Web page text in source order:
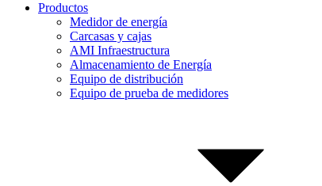
Productos
Medidor de energía
Carcasas y cajas
AMI Infraestructura
Almacenamiento de Energía
Equipo de distribución
Equipo de prueba de medidores